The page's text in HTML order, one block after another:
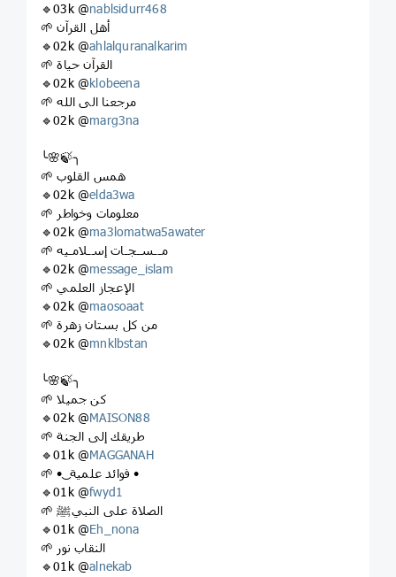
🔹03k @nablsidurr468
🌱 أهل القرآن
🔹02k @ahlalquranalkarim
🌱 القرآن حياة
🔹02k @klobeena
🌱 مرجعنا الى الله
🔹02k @marg3na
╰🌸🍃╮
🌱 همس القلوب
🔹02k @elda3wa
🌱 معلومات وخواطر
🔹02k @ma3lomatwa5awater
🌱 مــسـجـات إسـلامـيه
🔹02k @message_islam
🌱 الإعجاز العلمي
🔹02k @maosoaat
🌱 من كل بستان زهرة
🔹02k @mnklbstan
╰🌸🍃╮
🌱 كن جميلا
🔹02k @MAISON88
🌱 طريقك إلى الجنة
🔹01k @MAGGANAH
🌱 • ͜ فوائد علمية •
🔹01k @fwyd1
🌱 الصلاة على النبيﷺ
🔹01k @Eh_nona
🌱 النقاب نور
🔹01k @alnekab